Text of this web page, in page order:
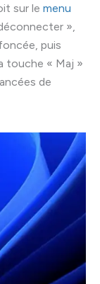
sur le menu
»,
puis
touche « Maj »
de